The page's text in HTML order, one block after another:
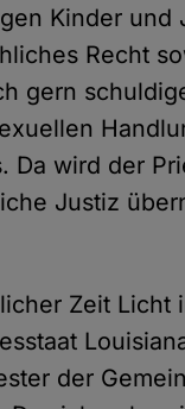
Kinder
Recht
gern
Da wird der
Justiz
Zeit Licht
der